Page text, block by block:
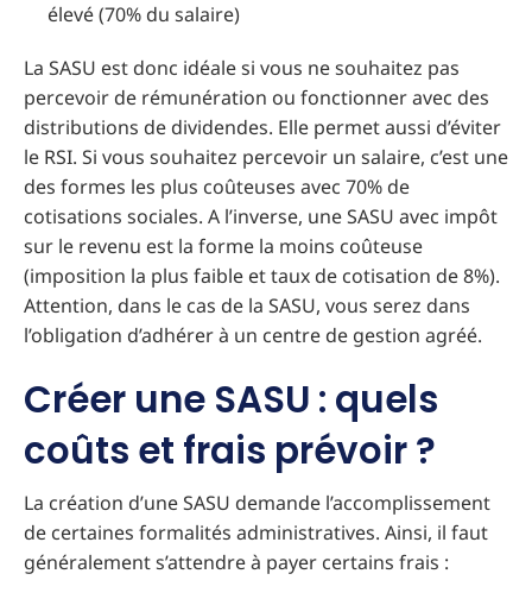
élevé (70% du salaire)
La SASU est donc idéale si vous ne souhaitez pas
percevoir de rémunération ou fonctionner avec des
distributions de dividendes. Elle permet aussi d’éviter
le RSI. Si vous souhaitez percevoir un salaire, c’est une
des formes les plus coûteuses avec 70% de
cotisations sociales. A l’inverse, une SASU avec impôt
sur le revenu est la forme la moins coûteuse
(imposition la plus faible et taux de cotisation de 8%).
Attention, dans le cas de la SASU, vous serez dans
l’obligation d’adhérer à un centre de gestion agréé.
Créer une SASU : quels
coûts et frais prévoir ?
La création d’une SASU demande l’accomplissement
de certaines formalités administratives. Ainsi, il faut
généralement s’attendre à payer certains frais :